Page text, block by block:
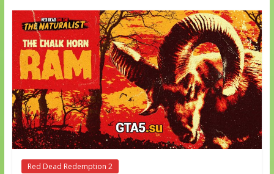
Red Dead Redemption 2